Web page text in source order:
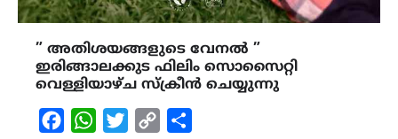
” അതിശയങ്ങളുടെ വേനൽ ”
ഇരിങ്ങാലക്കുട ഫിലിം സൊസൈറ്റി
വെള്ളിയാഴ്ച സ്ക്രീൻ ചെയ്യുന്നു
FacebookWhatsAppTwitterCopy